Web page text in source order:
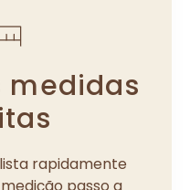
medidas
rapidamente